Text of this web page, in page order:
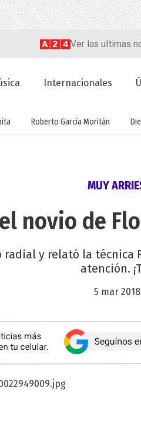
Ver las ultimas
Internacionales
Roberto García Moritán
MUY
novio de
y relató la técnica
atención.
5 mar